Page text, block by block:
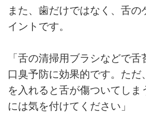
また、歯だけではなく、舌の
イントです。
「舌の清掃用ブラシなどで
口臭予防に効果的です。ただ
を入れると舌が傷ついてしま
には気を付けてください」